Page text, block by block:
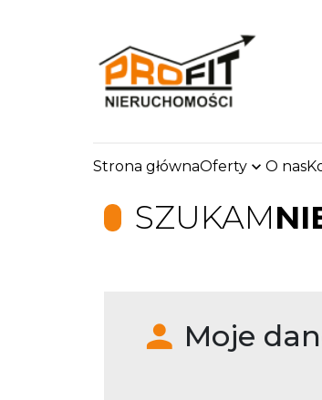
Strona głównaOferty O nas
SZUKAM
Moje